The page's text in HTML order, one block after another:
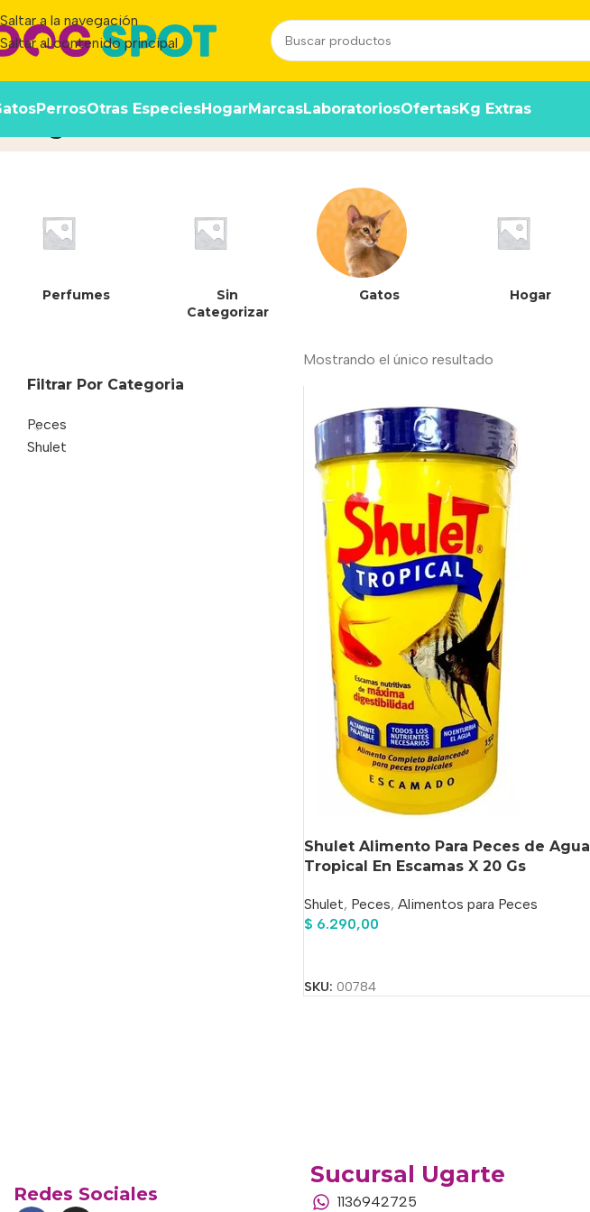
Saltar a la navegación
Saltar al contenido principal
PerrosOtras EspeciesHogarMarcasLaboratoriosOfertasKg Extras
Perfumes
Sin
Categorizar
Gatos Hogar
Filtrar Por Categoria
Peces
Shulet
Mostrando el único resultado
Shulet Alimento Para Peces de Agua
Tropical En Escamas X 20 Gs
Shulet, Peces, Alimentos para Peces
$ 6.290,00
SKU: 00784
Redes Sociales
Sucursal Ugarte
1136942725